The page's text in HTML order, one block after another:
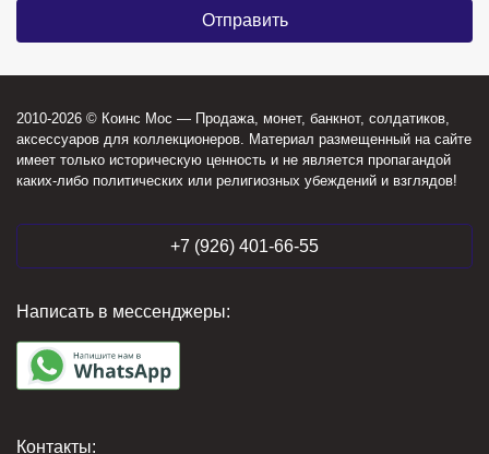
2010-2026 © Коинс Мос — Продажа, монет, банкнот, солдатиков,
аксессуаров для коллекционеров. Материал размещенный на сайте
имеет только историческую ценность и не является пропагандой
каких-либо политических или религиозных убеждений и взглядов!
+7 (926) 401-66-55
Написать в мессенджеры:
Контакты: